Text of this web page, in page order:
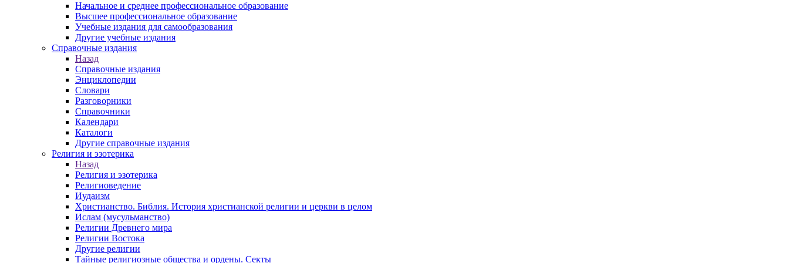
Начальное и среднее профессиональное образование
Высшее профессиональное образование
Учебные издания для самообразования
Другие учебные издания
Справочные издания
Назад
Справочные издания
Энциклопедии
Словари
Разговорники
Справочники
Календари
Каталоги
Другие справочные издания
Религия и эзотерика
Назад
Религия и эзотерика
Религиоведение
Иудаизм
Христианство. Библия. История христианской религии и церкви в целом
Ислам (мусульманство)
Религии Древнего мира
Религии Востока
Другие религии
Тайные религиозные общества и ордены. Секты